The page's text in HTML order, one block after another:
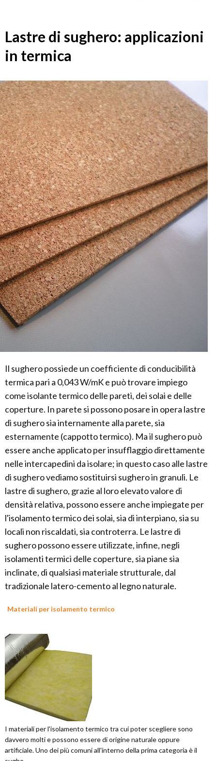
Lastre di sughero: applicazioni
in termica
Il sughero possiede un coefficiente di conducibilità
termica pari a 0,043 W/mK e può trovare impiego
come isolante termico delle pareti, dei solai e delle
coperture. In parete si possono posare in opera lastre
di sughero sia internamente alla parete, sia
esternamente (cappotto termico). Ma il sughero può
essere anche applicato per insufflaggio direttamente
nelle intercapedini da isolare; in questo caso alle lastre
di sughero vediamo sostituirsi sughero in granuli. Le
lastre di sughero, grazie al loro elevato valore di
densità relativa, possono essere anche impiegate per
l'isolamento termico dei solai, sia di interpiano, sia su
locali non riscaldati, sia controterra. Le lastre di
sughero possono essere utilizzate, infine, negli
isolamenti termici delle coperture, sia piane sia
inclinate, di qualsiasi materiale strutturale, dal
tradizionale latero-cemento al legno naturale.
Materiali per isolamento termico
I materiali per l'isolamento termico tra cui poter scegliere sono
davvero molti e possono essere di origine naturale oppure
artificiale. Uno dei più comuni all'interno della prima categoria è il